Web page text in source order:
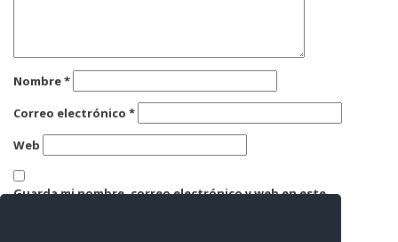
Nombre*
Correo electrónico *
Web
Guarda mi nombre, correo electrónico y web en este